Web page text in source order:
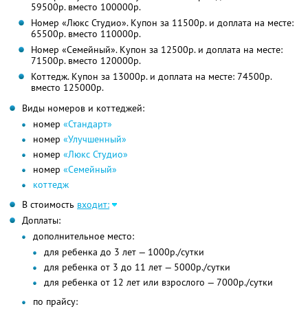
59500р. вместо 100000р.
Номер «Люкс Студио». Купон за 11500р. и доплата на месте:
65500р. вместо 110000р.
Номер «Семейный». Купон за 12500р. и доплата на месте:
71500р. вместо 120000р.
Коттедж. Купон за 13000р. и доплата на месте: 74500р.
вместо 125000р.
Виды номеров и коттеджей:
номер «Стандарт»
номер «Улучшенный»
номер «Люкс Студио»
номер «Семейный»
коттедж
В стоимость входит:
Доплаты:
дополнительное место:
для ребенка до 3 лет — 1000р./сутки
для ребенка от 3 до 11 лет — 5000р./сутки
для ребенка от 12 лет или взрослого — 7000р./сутки
по прайсу: